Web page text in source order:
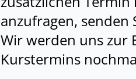
anzufragen, senden
Wir werden uns zur
Kurstermins